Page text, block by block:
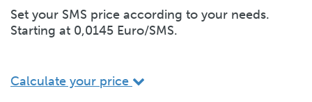
Set your SMS price according to your needs.
Starting at 0,0145 Euro/SMS.
Calculate your price